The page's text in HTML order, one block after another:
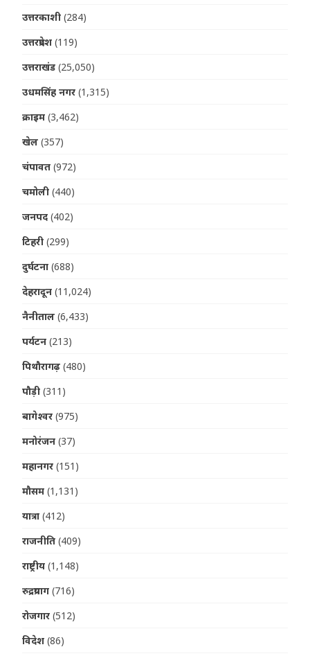
उत्तरकाशी (284)
उत्तरप्रदेश (119)
उत्तराखंड (25,050)
उधमसिंह नगर (1,315)
क्राइम (3,462)
खेल (357)
चंपावत (972)
चमोली (440)
जनपद (402)
टिहरी (299)
दुर्घटना (688)
देहरादून (11,024)
नैनीताल (6,433)
पर्यटन (213)
पिथौरागढ़ (480)
पौड़ी (311)
बागेश्वर (975)
मनोरंजन (37)
महानगर (151)
मौसम (1,131)
यात्रा (412)
राजनीति (409)
राष्ट्रीय (1,148)
रुद्रप्रयाग (716)
रोजगार (512)
विदेश (86)